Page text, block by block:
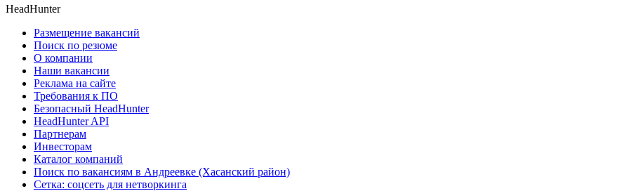
HeadHunter
Размещение вакансий
Поиск по резюме
О компании
Наши вакансии
Реклама на сайте
Требования к ПО
Безопасный HeadHunter
HeadHunter API
Партнерам
Инвесторам
Каталог компаний
Поиск по вакансиям в Андреевке (Хасанский район)
Сетка: соцсеть для нетворкинга